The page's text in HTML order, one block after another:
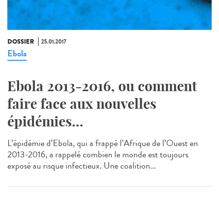
DOSSIER 25.01.2017
Ebola
Ebola 2013-2016, ou comment
faire face aux nouvelles
épidémies…
L’épidémie d’Ebola, qui a frappé l’Afrique de l’Ouest en
2013-2016, a rappelé combien le monde est toujours
exposé au risque infectieux. Une coalition...